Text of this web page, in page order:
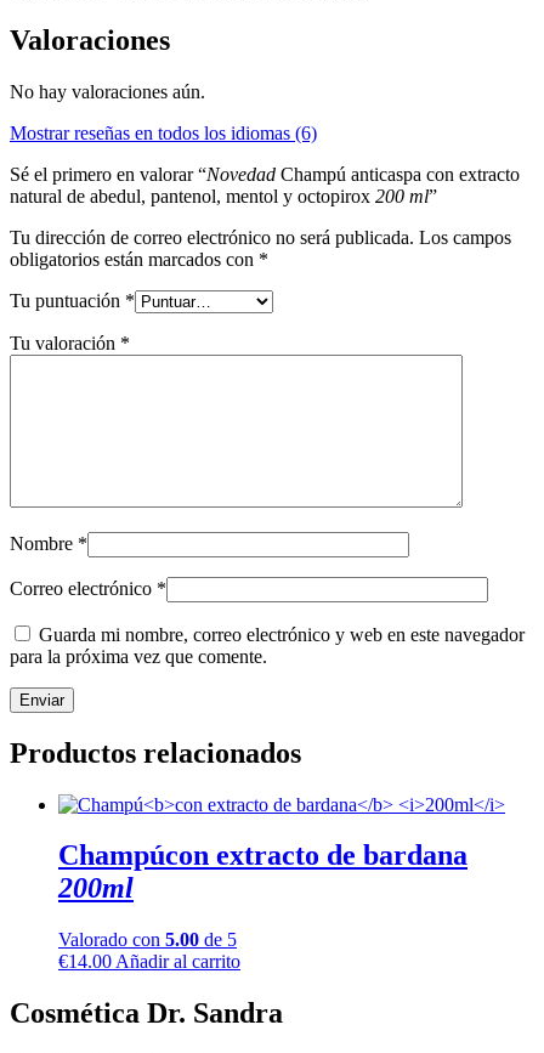
Valoraciones
No hay valoraciones aún.
Mostrar reseñas en todos los idiomas (6)
Sé el primero en valorar “Novedad Champú anticaspa con extracto
natural de abedul, pantenol, mentol y octopirox 200 ml”
Tu dirección de correo electrónico no será publicada. Los campos
obligatorios están marcados con *
Tu puntuación *
Tu valoración *
Nombre *
Correo electrónico *
Guarda mi nombre, correo electrónico y web en este navegador
para la próxima vez que comente.
Productos relacionados
Champúcon extracto de bardana
200ml
Valorado con 5.00 de 5
€14.00 Añadir al carrito
Cosmética Dr. Sandra